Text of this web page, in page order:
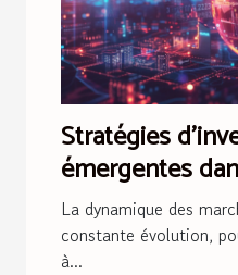
Stratégies
émergentes
frontaliers de
La dynamique des
constante évolution,
à...